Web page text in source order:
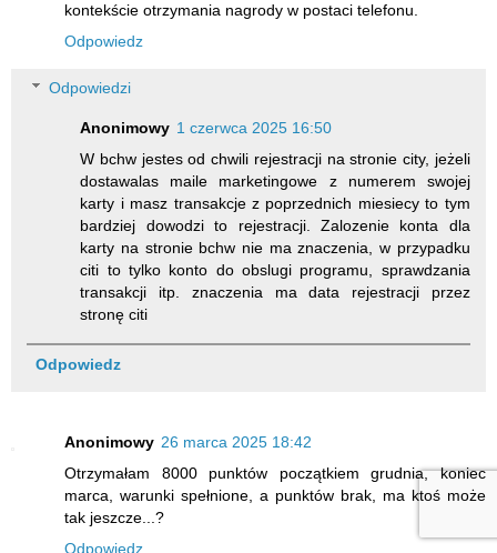
kontekście otrzymania nagrody w postaci telefonu.
Odpowiedz
Odpowiedzi
Anonimowy 1 czerwca 2025 16:50
W bchw jestes od chwili rejestracji na stronie city, jeżeli
dostawalas maile marketingowe z numerem swojej
karty i masz transakcje z poprzednich miesiecy to tym
bardziej dowodzi to rejestracji. Zalozenie konta dla
karty na stronie bchw nie ma znaczenia, w przypadku
citi to tylko konto do obslugi programu, sprawdzania
transakcji itp. znaczenia ma data rejestracji przez
stronę citi
Odpowiedz
Anonimowy 26 marca 2025 18:42
Otrzymałam 8000 punktów początkiem grudnia, koniec
marca, warunki spełnione, a punktów brak, ma ktoś może
tak jeszcze...?
Odpowiedz